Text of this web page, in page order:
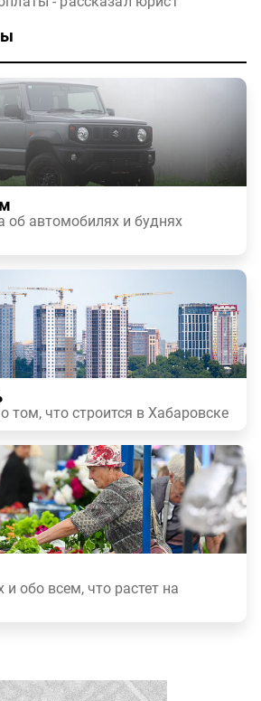
об автомобилях и буднях
том, что строится в Хабаровске
и обо всем, что растет на